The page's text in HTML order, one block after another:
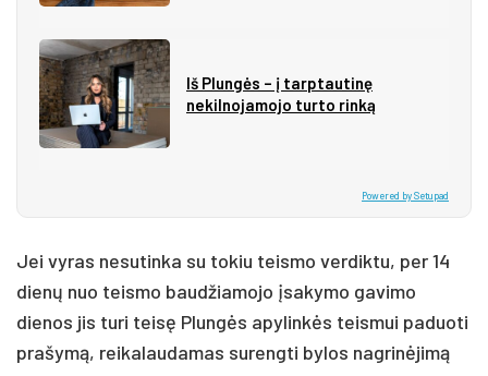
Iš Plungės – į tarptautinę
nekilnojamojo turto rinką
Powered by Setupad
Jei vyras nesutinka su tokiu teismo verdiktu, per 14
dienų nuo teismo baudžiamojo įsakymo gavimo
dienos jis turi teisę Plungės apylinkės teismui paduoti
prašymą, reikalaudamas surengti bylos nagrinėjimą